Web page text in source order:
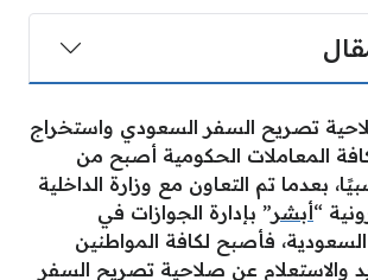
تصريح السفر السعودي واستخراج
المعاملات الحكومية أصبح من
بعدما تم التعاون مع وزارة الداخلية
“أبشر” بإدارة الجوازات في
السعودية، فأصبح لكافة المواطنين
والاستعلام عن صلاحية تصريح السفر